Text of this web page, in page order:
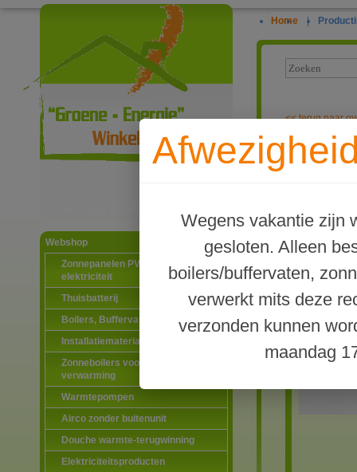
Webshop
Zonnepanelen PV-systemen
elektriciteit
Thuisbatterij
Boilers, Buffervaten en toebehoren
Installatiematerialen
Zonneboilers voor warmtapwater en
verwarming
Warmtepompen
Airco zonder buitenunit
Douche warmte-terugwinning
Elektriciteitsproducten
Home |
Wegens vakantie zijn
gesloten. Alleen
boilers/buffervaten,
verwerkt mits deze
verzonden kunnen
maandag
<<terug naar
Pomp